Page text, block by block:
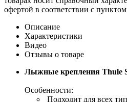
офертой в соответствии с
Описание
Характеристики
Видео
Отзывы о товаре
Лыжные крепления Thule
Особенности:
Подходит для всех